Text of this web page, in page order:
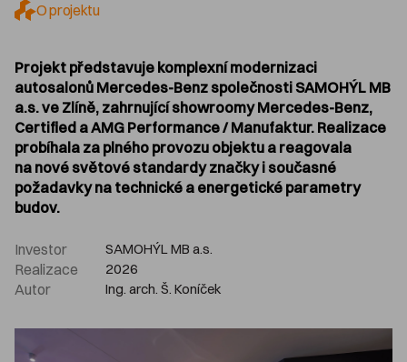
O projektu
Projekt představuje komplexní modernizaci
autosalonů Mercedes-Benz společnosti SAMOHÝL MB
a.s. ve Zlíně, zahrnující showroomy Mercedes-Benz,
Certified a AMG Performance / Manufaktur. Realizace
probíhala za plného provozu objektu a reagovala
na nové světové standardy značky i současné
požadavky na technické a energetické parametry
budov.
Investor SAMOHÝL MB a.s.
Realizace 2026
Autor Ing. arch. Š. Koníček